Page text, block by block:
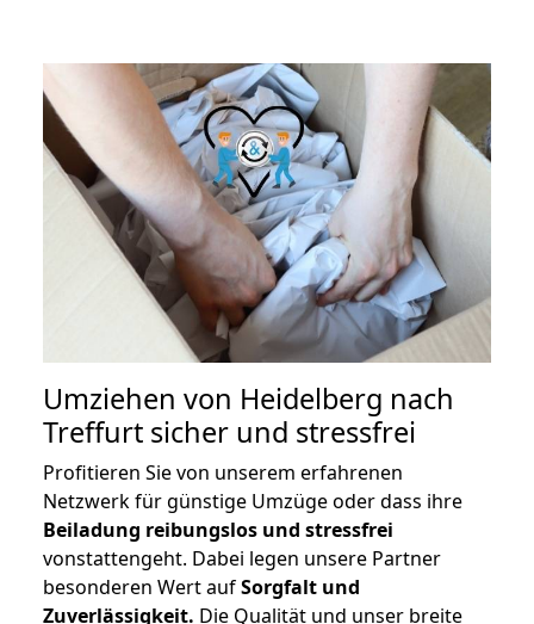
Umziehen von Heidelberg nach
Treffurt sicher und stressfrei
Profitieren Sie von unserem erfahrenen
Netzwerk für günstige Umzüge oder dass ihre
Beiladung reibungslos und stressfrei
vonstattengeht. Dabei legen unsere Partner
besonderen Wert aufSorgfalt und
Zuverlässigkeit. Die Qualität und unser breite